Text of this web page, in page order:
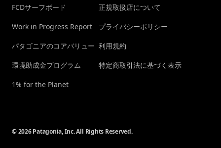
FCDサーフボード
Work in Progress Report
パタゴニアのコアバリュー
環境助成金プログラム
1% for the Planet
正規取扱店について
プライバシーポリシー
利用規約
特定商取引法に基づく表示
© 2026 Patagonia, Inc. All Rights Reserved.